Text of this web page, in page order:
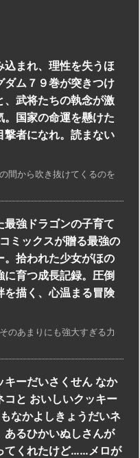
込まれ、理性を失うほ
ダム７９巻が突きつけ
、武将たちの執念が激
。国家の命運を懸けた
撃者になれ。読まない
間から吹き抜けてくるのを
最強ドラゴンの子育て
ミックスが贈る最強の
。拾われた少女がほの
に育つ成長記録。圧倒
を描く、心温まる冒険
のあまりにも強大すぎる力
キーだいさくせん なか
コと おいしいクッキー
なかよしきょうだいネ
あるひかいぬしさんが
てくれたけど……メロが